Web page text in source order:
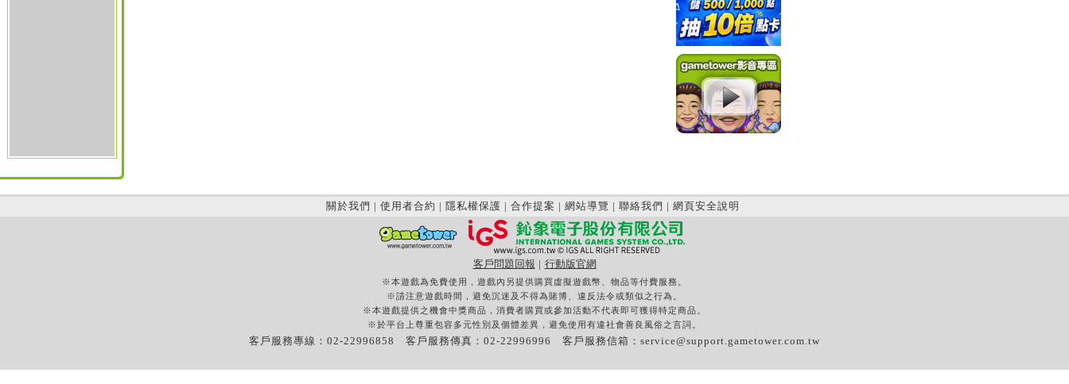
關於我們 | 使用者合約 | 隱私權保護 | 合作提案 | 網站導覽 | 聯絡我們 | 網頁安全說明
客戶問題回報 | 行動版官網
※本遊戲為免費使用，遊戲內另提供購買虛擬遊戲幣、物品等付費服務。
※請注意遊戲時間，避免沉迷及不得為賭博、違反法令或類似之行為。
※本遊戲提供之機會中獎商品，消費者購買或參加活動不代表即可獲得特定商品。
※於平台上尊重包容多元性別及個體差異，避免使用有違社會善良風俗之言詞。
客戶服務專線：02-22996858 客戶服務傳真：02-22996996 客戶服務信箱： service@support.gametower.com.tw